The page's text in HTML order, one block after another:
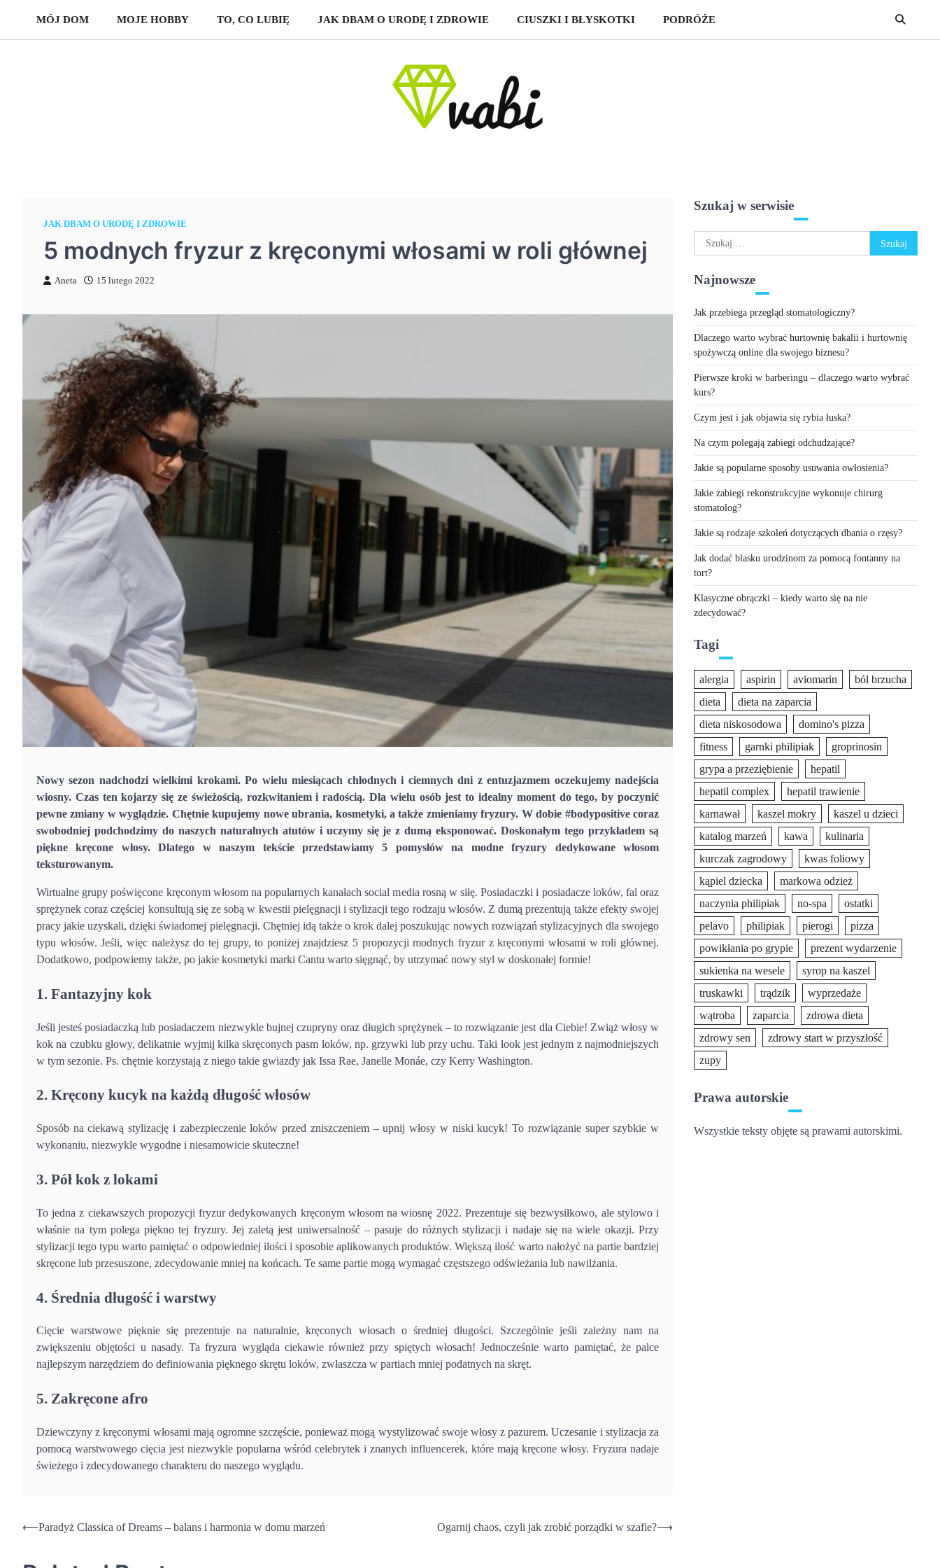
content
MÓJ DOM MOJE HOBBY TO, CO LUBIĘ JAK DBAM O URODĘ I ZDROWIE CIUSZKI I BŁYSKOTKI PODRÓŻE
JAK DBAM O URODĘ I ZDROWIE
5 modnych fryzur z kręconymi włosami w roli głównej
Aneta 15 lutego 2022
Nowy sezon nadchodzi wielkimi krokami. Po wielu miesiącach chłodnych i ciemnych dni z entuzjazmem oczekujemy nadejścia
wiosny. Czas ten kojarzy się ze świeżością, rozkwitaniem i radością. Dla wielu osób jest to idealny moment do tego, by poczynić
pewne zmiany w wyglądzie. Chętnie kupujemy nowe ubrania, kosmetyki, a także zmieniamy fryzury. W dobie #bodypositive coraz
swobodniej podchodzimy do naszych naturalnych atutów i uczymy się je z dumą eksponować. Doskonałym tego przykładem są
piękne kręcone włosy. Dlatego w naszym tekście przedstawiamy 5 pomysłów na modne fryzury dedykowane włosom
teksturowanym.
Wirtualne grupy poświęcone kręconym włosom na popularnych kanałach social media rosną w siłę. Posiadaczki i posiadacze loków, fal oraz
sprężynek coraz częściej konsultują się ze sobą w kwestii pielęgnacji i stylizacji tego rodzaju włosów. Z dumą prezentują także efekty swojej
pracy jakie uzyskali, dzięki świadomej pielęgnacji. Chętniej idą także o krok dalej poszukując nowych rozwiązań stylizacyjnych dla swojego
typu włosów. Jeśli, więc należysz do tej grupy, to poniżej znajdziesz 5 propozycji modnych fryzur z kręconymi włosami w roli głównej.
Dodatkowo, podpowiemy także, po jakie kosmetyki marki Cantu warto sięgnąć, by utrzymać nowy styl w doskonałej formie!
1. Fantazyjny kok
Jeśli jesteś posiadaczką lub posiadaczem niezwykle bujnej czupryny oraz długich sprężynek – to rozwiązanie jest dla Ciebie! Zwiąż włosy w
kok na czubku głowy, delikatnie wyjmij kilka skręconych pasm loków, np. grzywki lub przy uchu. Taki look jest jednym z najmodniejszych
w tym sezonie. Ps. chętnie korzystają z niego takie gwiazdy jak Issa Rae, Janelle Monáe, czy Kerry Washington.
2. Kręcony kucyk na każdą długość włosów
Sposób na ciekawą stylizację i zabezpieczenie loków przed zniszczeniem – upnij włosy w niski kucyk! To rozwiązanie super szybkie w
wykonaniu, niezwykle wygodne i niesamowicie skuteczne!
3. Pół kok z lokami
To jedna z ciekawszych propozycji fryzur dedykowanych kręconym włosom na wiosnę 2022. Prezentuje się bezwysiłkowo, ale stylowo i
właśnie na tym polega piękno tej fryzury. Jej zaletą jest uniwersalność – pasuje do różnych stylizacji i nadaje się na wiele okazji. Przy
stylizacji tego typu warto pamiętać o odpowiedniej ilości i sposobie aplikowanych produktów. Większą ilość warto nałożyć na partie bardziej
skręcone lub przesuszone, zdecydowanie mniej na końcach. Te same partie mogą wymagać częstszego odświeżania lub nawilżania.
4. Średnia długość i warstwy
Cięcie warstwowe pięknie się prezentuje na naturalnie, kręconych włosach o średniej długości. Szczególnie jeśli zależny nam na
zwiększeniu objętości u nasady. Ta fryzura wygląda ciekawie również przy spiętych włosach! Jednocześnie warto pamiętać, że palce
najlepszym narzędziem do definiowania pięknego skrętu loków, zwłaszcza w partiach mniej podatnych na skręt.
5. Zakręcone afro
Dziewczyny z kręconymi włosami mają ogromne szczęście, ponieważ mogą wystylizować swoje włosy z pazurem. Uczesanie i stylizacja za
pomocą warstwowego cięcia jest niezwykle popularna wśród celebrytek i znanych influencerek, które mają kręcone włosy. Fryzura nadaje
świeżego i zdecydowanego charakteru do naszego wyglądu.
Nawigacja
⟵Paradyż Classica of Dreams – balans i harmonia w domu marzeń Ogarnij chaos, czyli jak zrobić porządki w szafie?⟶
Szukaj w serwisie
Szukaj:
Najnowsze
Jak przebiega przegląd stomatologiczny?
Dlaczego warto wybrać hurtownię bakalii i hurtownię
spożywczą online dla swojego biznesu?
Pierwsze kroki w barberingu – dlaczego warto wybrać
kurs?
Czym jest i jak objawia się rybia łuska?
Na czym polegają zabiegi odchudzające?
Jakie są popularne sposoby usuwania owłosienia?
Jakie zabiegi rekonstrukcyjne wykonuje chirurg
stomatolog?
Jakie są rodzaje szkoleń dotyczących dbania o rzęsy?
Jak dodać blasku urodzinom za pomocą fontanny na
tort?
Klasyczne obrączki – kiedy warto się na nie
zdecydować?
Tagi
alergia aspirin aviomarin
ból brzucha
dieta
dieta na zaparcia
dieta niskosodowa
domino's pizza
fitness
garnki philipiak
groprinosin
grypa a przeziębienie
hepatil
hepatil complex
hepatil trawienie
karnawał
kaszel mokry
kaszel u dzieci
katalog marzeń
kawa
kulinaria
kurczak zagrodowy
kwas foliowy
kąpiel dziecka
markowa odzież
naczynia philipiak
no-spa
ostatki
pelavo
philipiak pierogi
pizza
powikłania po grypie
prezent wydarzenie
sukienka na wesele
syrop na kaszel
truskawki
trądzik
wyprzedaże
wątroba
zaparcia
zdrowa dieta
zdrowy sen
zdrowy start w przyszłość
zupy
Prawa autorskie
Wszystkie teksty objęte są prawami autorskimi.